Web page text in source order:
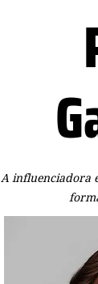
A influenciadora